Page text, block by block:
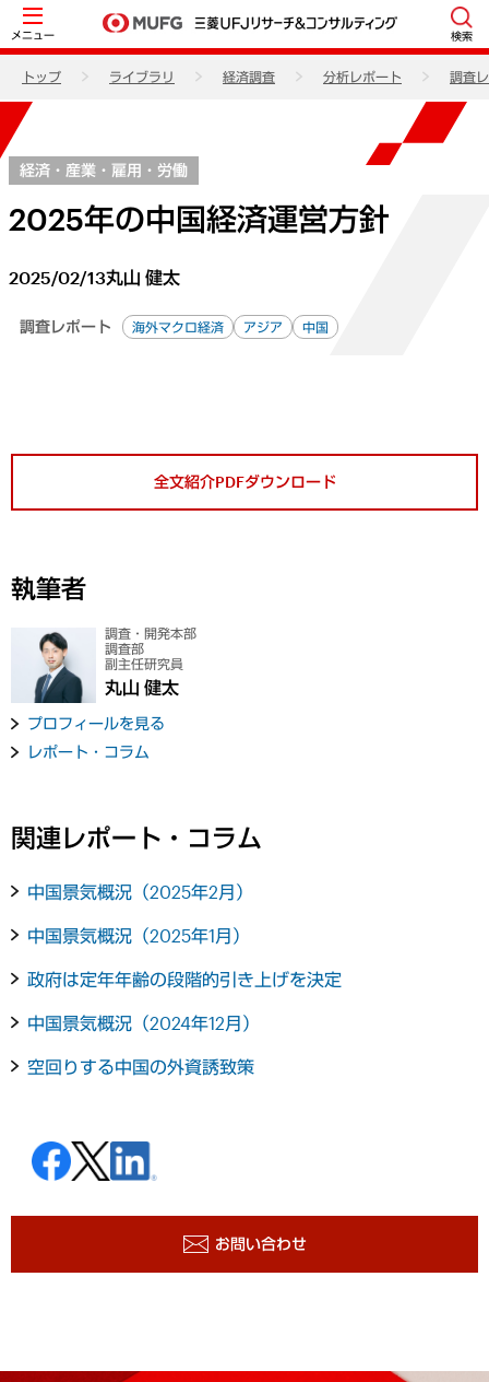
メニュー 検索
トップ ライブラリ 経済調査 分析レポート 調査
経済・産業・雇用・労働
2025年の中国経済運営方針
2025/02/13丸山 健太
調査レポート 海外マクロ経済 アジア 中国
全文紹介PDFダウンロード
執筆者
調査・開発本部
調査部
副主任研究員
丸山 健太
プロフィールを見る
レポート・コラム
関連レポート・コラム
中国景気概況（2025年2月）
中国景気概況（2025年1月）
政府は定年年齢の段階的引き上げを決定
中国景気概況（2024年12月）
空回りする中国の外資誘致策
お問い合わせ